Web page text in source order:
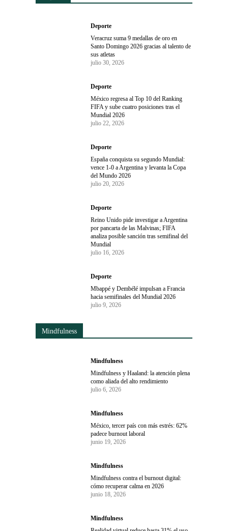
Deporte
Veracruz suma 9 medallas de oro en
Santo Domingo 2026 gracias al talento de
sus atletas
julio 30, 2026
Deporte
México regresa al Top 10 del Ranking
FIFA y sube cuatro posiciones tras el
Mundial 2026
julio 22, 2026
Deporte
España conquista su segundo Mundial:
vence 1-0 a Argentina y levanta la Copa
del Mundo 2026
julio 20, 2026
Deporte
Reino Unido pide investigar a Argentina
por pancarta de las Malvinas; FIFA
analiza posible sanción tras semifinal del
Mundial
julio 16, 2026
Deporte
Mbappé y Dembélé impulsan a Francia
hacia semifinales del Mundial 2026
julio 9, 2026
Mindfulness
Mindfulness
Mindfulness y Haaland: la atención plena
como aliada del alto rendimiento
julio 6, 2026
Mindfulness
México, tercer país con más estrés: 62%
padece burnout laboral
junio 19, 2026
Mindfulness
Mindfulness contra el burnout digital:
cómo recuperar calma en 2026
junio 18, 2026
Mindfulness